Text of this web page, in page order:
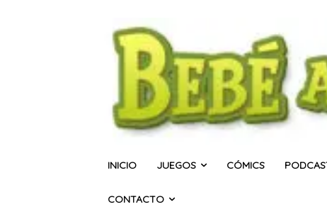
INICIO JUEGOS CÓMICS
CONTACTO